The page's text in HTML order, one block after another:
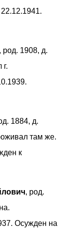
, род. 1908, д.
1884, д.
там же.
к
, род.
Осужден на